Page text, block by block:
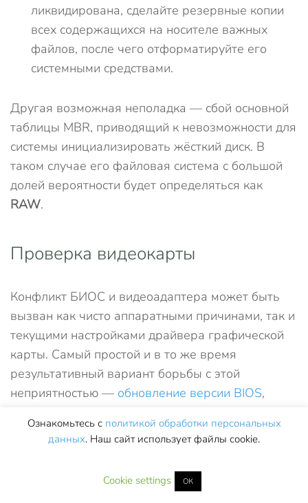
ликвидирована, сделайте резервные копии
всех содержащихся на носителе важных
файлов, после чего отформатируйте его
системными средствами.
Другая возможная неполадка — сбой основной
таблицы MBR, приводящий к невозможности для
системы инициализировать жёсткий диск. В
таком случае его файловая система с большой
долей вероятности будет определяться как
RAW.
Проверка видеокарты
Конфликт БИОС и видеоадаптера может быть
вызван как чисто аппаратными причинами, так и
текущими настройками драйвера графической
карты. Самый простой и в то же время
результативный вариант борьбы с этой
неприятностью — обновление версии BIOS,
пользователь. Если и эта операция не принесла
графический адаптер, или матплату — что, к
сожалению, при любом выборе довольно
Ознакомьтесь с политикой обработки персональных
данных. Наш сайт использует файлы cookie.
Cookie settings ОК